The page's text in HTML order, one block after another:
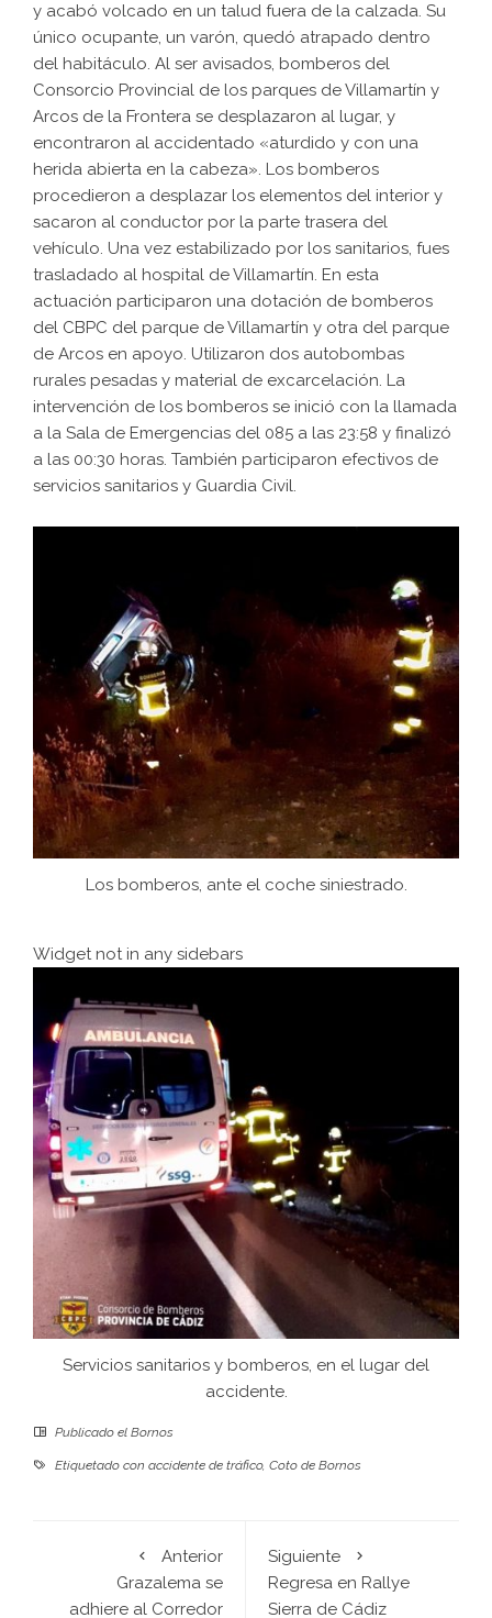
y acabó volcado en un talud fuera de la calzada. Su
único ocupante, un varón, quedó atrapado dentro
del habitáculo. Al ser avisados, bomberos del
Consorcio Provincial de los parques de Villamartín y
Arcos de la Frontera se desplazaron al lugar, y
encontraron al accidentado «aturdido y con una
herida abierta en la cabeza». Los bomberos
procedieron a desplazar los elementos del interior y
sacaron al conductor por la parte trasera del
vehículo. Una vez estabilizado por los sanitarios, fues
trasladado al hospital de Villamartín. En esta
actuación participaron una dotación de bomberos
del CBPC del parque de Villamartín y otra del parque
de Arcos en apoyo. Utilizaron dos autobombas
rurales pesadas y material de excarcelación. La
intervención de los bomberos se inició con la llamada
a la Sala de Emergencias del 085 a las 23:58 y finalizó
a las 00:30 horas. También participaron efectivos de
servicios sanitarios y Guardia Civil.
Los bomberos, ante el coche siniestrado.
Widget not in any sidebars
Servicios sanitarios y bomberos, en el lugar del
accidente.
Publicado el Bornos
Etiquetado con accidente de tráfico, Coto de Bornos
Anterior
Grazalema se
adhiere al Corredor
Siguiente
Regresa en Rallye
Sierra de Cádiz